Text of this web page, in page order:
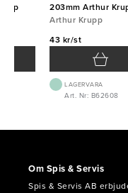
203mm Arthur
Arthur Krupp
43 kr/st
LAGERVARA
Art. Nr: B62608
Om Spis & Servis
Spis & Servis AB